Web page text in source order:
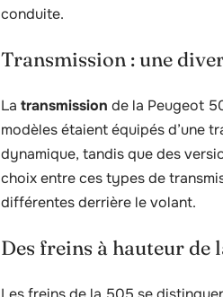
conduite.
Transmission : une
La transmission de la Peugeot
modèles étaient équipés d’une
dynamique, tandis que des
choix entre ces types de
différentes derrière le volant.
Des freins à hauteur de